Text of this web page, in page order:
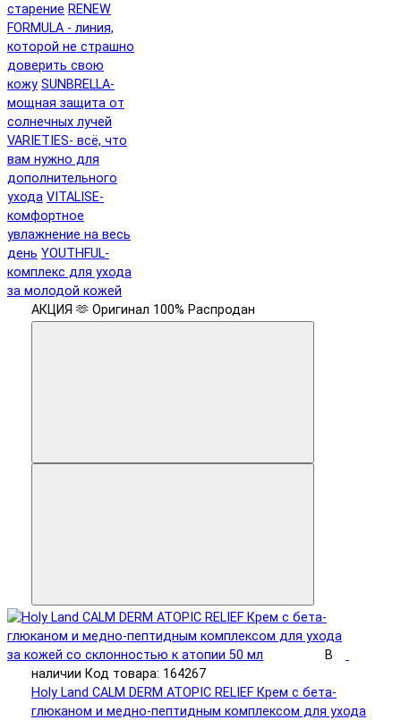
старение RENEW
FORMULA - линия,
которой не страшно
доверить свою
кожу SUNBRELLA-
мощная защита от
солнечных лучей
VARIETIES- всё, что
вам нужно для
дополнительного
ухода VITALISE-
комфортное
увлажнение на весь
день YOUTHFUL-
комплекс для ухода
за молодой кожей
АКЦИЯ 🫶 Оригинал 100% Распродан
В
наличии Код товара: 164267
Holy Land CALM DERM ATOPIC RELIEF Крем с бета-
глюканом и медно-пептидным комплексом для ухода